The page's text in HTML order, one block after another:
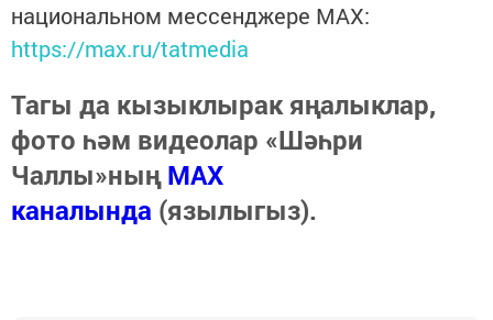
национальном мессенджере MАХ:
https://max.ru/tatmedia
Тагы да кызыклырак яңалыклар,
фото һәм видеолар «Шәһри
Чаллы»ныңMAX
каналында (язылыгыз).